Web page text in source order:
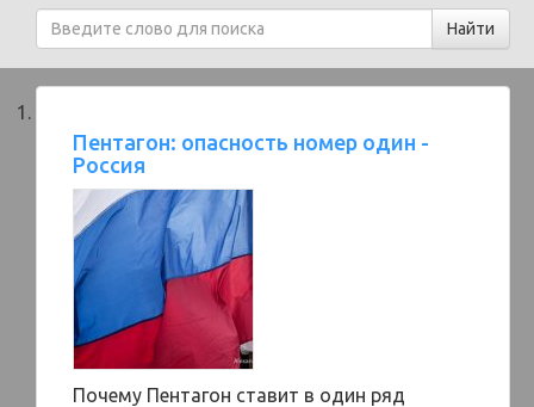
Пентагон: опасность номер один -
Россия
Почему Пентагон ставит в один ряд